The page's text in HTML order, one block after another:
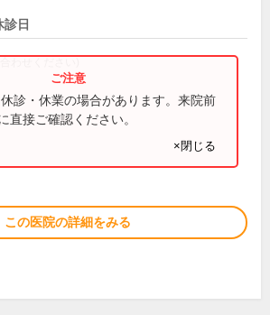
日
わせください)
診・休業の場合があります。来院前
直接ご確認ください。
×閉じる
この医院の詳細をみる